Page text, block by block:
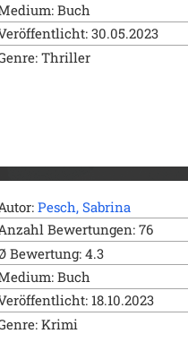
Buch
30.05.2023
Thriller
Pesch, Sabrina
Bewertungen: 76
Bewertung: 4.3
Buch
18.10.2023
Krimi